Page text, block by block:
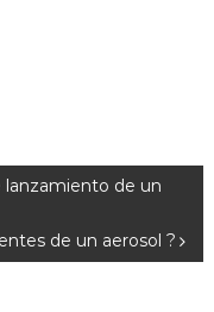
lanzamiento de un
de un aerosol ?